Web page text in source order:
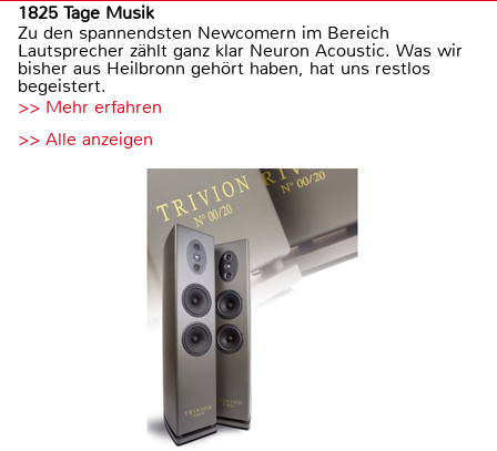
1825 Tage Musik
Zu den spannendsten Newcomern im Bereich
Lautsprecher zählt ganz klar Neuron Acoustic. Was wir
bisher aus Heilbronn gehört haben, hat uns restlos
begeistert.
>> Mehr erfahren
>> Alle anzeigen